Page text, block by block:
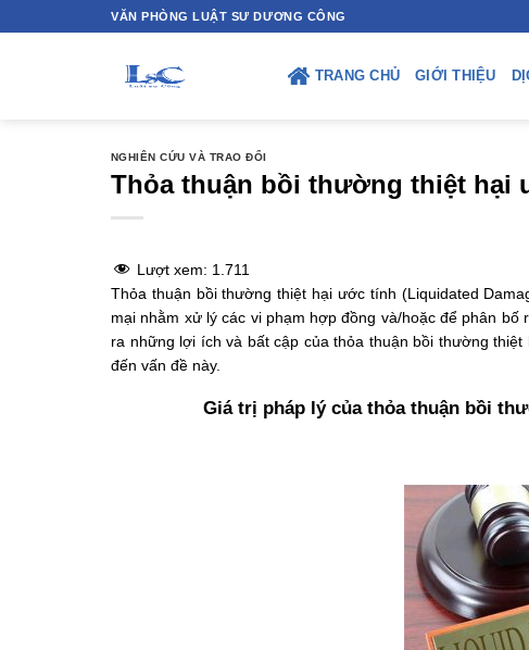
to
VĂN PHÒNG LUẬT SƯ DƯƠNG CÔNG
TRANG CHỦ GIỚI THIỆU
NGHIÊN CỨU VÀ TRAO ĐỔI
Thỏa thuận bồi thường thiệt hại
Lượt xem: 1.711
Thỏa thuận bồi thường thiệt hại ước tính (Liquidated
mại nhằm xử lý các vi phạm hợp đồng và/hoặc để phân
ra những lợi ích và bất cập của thỏa thuận bồi thường
đến vấn đề này.
Giá trị pháp lý của thỏa thuận bồi